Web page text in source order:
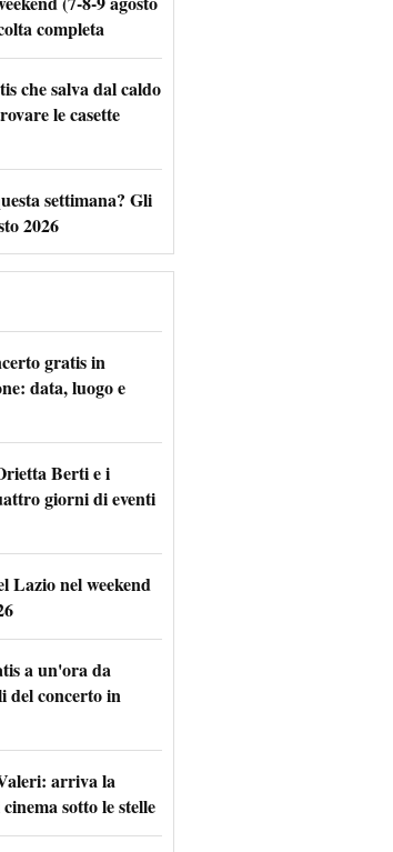
completa
che salva dal caldo
le casette
settimana? Gli
2026
gratis in
data, luogo e
Berti e i
giorni di eventi
Lazio nel weekend
a un'ora da
del concerto in
arriva la
sotto le stelle